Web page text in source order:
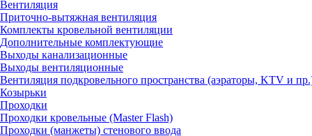
Вентиляция
Приточно-вытяжная вентиляция
Комплекты кровельной вентиляции
Дополнительные комплектующие
Выходы канализационные
Выходы вентиляционные
Вентиляция подкровельного пространства (аэраторы, KTV и
Козырьки
Проходки
Проходки кровельные (Master Flash)
Проходки (манжеты) стенового ввода